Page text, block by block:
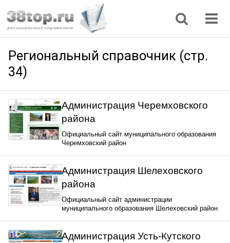
Региональный справочник (стр.
34)
Администрация Черемховского
района
Официальный сайт муниципального образования
Черемховский район
Администрация Шелеховского
района
Официальный сайт администрации
муниципального образования Шелеховский район
Администрация Усть-Кутского